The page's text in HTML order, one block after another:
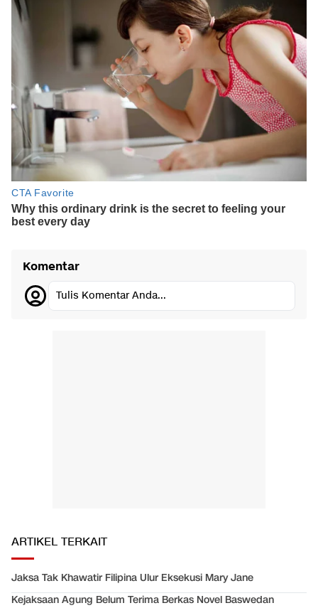
Komentar
Tulis Komentar Anda...
ARTIKEL TERKAIT
Jaksa Tak Khawatir Filipina Ulur Eksekusi Mary Jane
Kejaksaan Agung Belum Terima Berkas Novel Baswedan